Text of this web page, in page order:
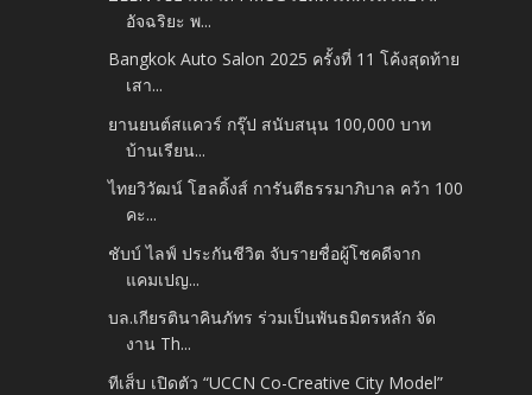
อัจฉริยะ พ...
Bangkok Auto Salon 2025 ครั้งที่ 11 โค้งสุดท้าย
เสา...
ยานยนต์สแควร์ กรุ๊ป สนับสนุน 100,000 บาท
บ้านเรียน...
ไทยวิวัฒน์ โฮลดิ้งส์ การันตีธรรมาภิบาล คว้า 100
คะ...
ชับบ์ ไลฟ์ ประกันชีวิต จับรายชื่อผู้โชคดีจาก
แคมเปญ...
บล.เกียรตินาคินภัทร ร่วมเป็นพันธมิตรหลัก จัด
งาน Th...
ทีเส็บ เปิดตัว “UCCN Co-Creative City Model”